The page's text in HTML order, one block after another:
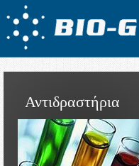
Αντιδραστήρια